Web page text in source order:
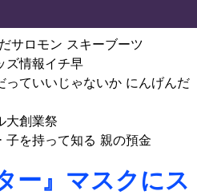
サロモン スキーブーツ
ズ情報イチ早
っていいじゃないか にんげんだ
大創業祭
子を持って知る 親の預金
ー』マスクにス